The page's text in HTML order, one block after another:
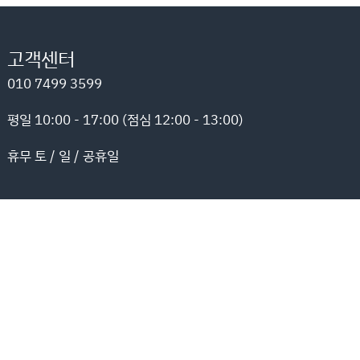
고객센터
010 7499 3599
평일 10:00 - 17:00 (점심 12:00 - 13:00)
휴무 토 / 일 / 공휴일